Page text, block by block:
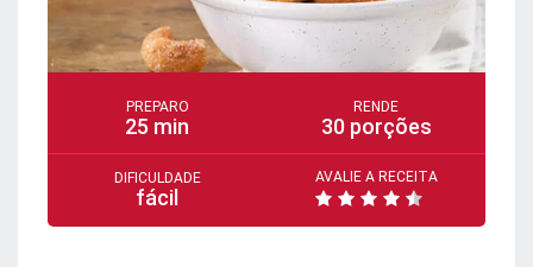
PREPARO
25 min
RENDE
30 porções
DIFICULDADE
fácil
AVALIE A RECEITA